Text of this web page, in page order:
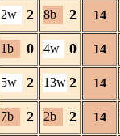
2w 2 8b 2 14
1b 0 4w 0 14
5w 2 13w 2 14
7b 2 2b 2 14